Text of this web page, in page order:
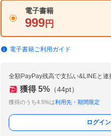
電子書籍
999 円
電子書籍ご利用ガイド
全額PayPay残高で支払い&LINEと連
獲得 5% （44pt）
獲得のうち4.5%は利用先・期間限定
ログイ